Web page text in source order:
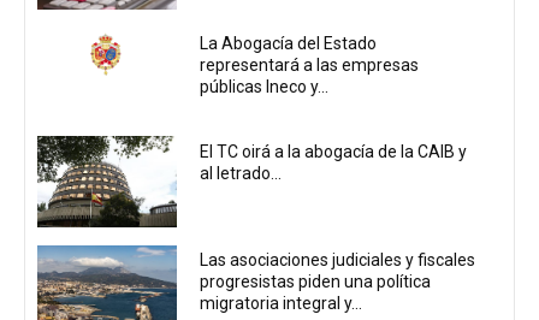
La Abogacía del Estado
representará a las empresas
públicas Ineco y...
El TC oirá a la abogacía de la CAIB y
al letrado...
Las asociaciones judiciales y fiscales
progresistas piden una política
migratoria integral y...